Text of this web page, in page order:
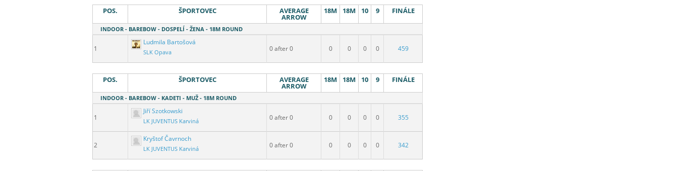
POS. ŠPORTOVEC AVERAGE
ARROW
18M 18M 10 9 FINÁLE
INDOOR - BAREBOW - DOSPELÍ - ŽENA - 18M ROUND
1
Ludmila Bartošová
SLK Opava 0 after 0 0 0 0 0 459
POS. ŠPORTOVEC AVERAGE
ARROW
18M 18M 10 9 FINÁLE
INDOOR - BAREBOW - KADETI - MUŽ - 18M ROUND
1
Jiří Szotkowski
LK JUVENTUS Karviná 0 after 0 0 0 0 0 355
2
Kryštof Čavrnoch
LK JUVENTUS Karviná 0 after 0 0 0 0 0 342